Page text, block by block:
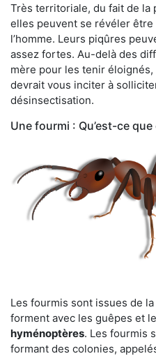
Très territoriale, du fait de la
elles peuvent se révéler
l’homme. Leurs piqûres
assez fortes. Au-delà des
mère pour les tenir
devrait vous inciter à
désinsectisation.
Une fourmi : Qu’est-ce que
Les fourmis sont issues de
forment avec les guêpes et
hyménoptères. Les fourmis
formant des colonies,